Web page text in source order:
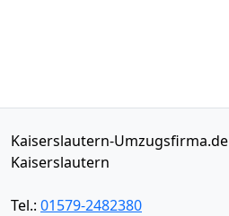
Kaiserslautern-Umzugsfirma.de
Kaiserslautern
Tel.: 01579-2482380